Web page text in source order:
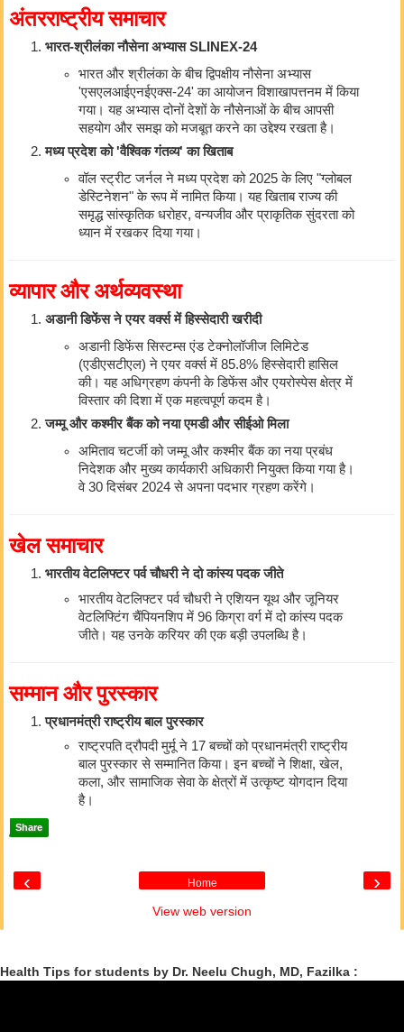
अंतरराष्ट्रीय समाचार
भारत-श्रीलंका नौसेना अभ्यास SLINEX-24
भारत और श्रीलंका के बीच द्विपक्षीय नौसेना अभ्यास
'एसएलआईएनईएक्स-24' का आयोजन विशाखापत्तनम में किया
गया। यह अभ्यास दोनों देशों के नौसेनाओं के बीच आपसी
सहयोग और समझ को मजबूत करने का उद्देश्य रखता है।
मध्य प्रदेश को 'वैश्विक गंतव्य' का खिताब
वॉल स्ट्रीट जर्नल ने मध्य प्रदेश को 2025 के लिए "ग्लोबल
डेस्टिनेशन" के रूप में नामित किया। यह खिताब राज्य की
समृद्ध सांस्कृतिक धरोहर, वन्यजीव और प्राकृतिक सुंदरता को
ध्यान में रखकर दिया गया।
व्यापार और अर्थव्यवस्था
अडानी डिफेंस ने एयर वर्क्स में हिस्सेदारी खरीदी
अडानी डिफेंस सिस्टम्स एंड टेक्नोलॉजीज लिमिटेड
(एडीएसटीएल) ने एयर वर्क्स में 85.8% हिस्सेदारी हासिल
की। यह अधिग्रहण कंपनी के डिफेंस और एयरोस्पेस क्षेत्र में
विस्तार की दिशा में एक महत्वपूर्ण कदम है।
जम्मू और कश्मीर बैंक को नया एमडी और सीईओ मिला
अमिताव चटर्जी को जम्मू और कश्मीर बैंक का नया प्रबंध
निदेशक और मुख्य कार्यकारी अधिकारी नियुक्त किया गया है।
वे 30 दिसंबर 2024 से अपना पदभार ग्रहण करेंगे।
खेल समाचार
भारतीय वेटलिफ्टर पर्व चौधरी ने दो कांस्य पदक जीते
भारतीय वेटलिफ्टर पर्व चौधरी ने एशियन यूथ और जूनियर
वेटलिफ्टिंग चैंपियनशिप में 96 किग्रा वर्ग में दो कांस्य पदक
जीते। यह उनके करियर की एक बड़ी उपलब्धि है।
सम्मान और पुरस्कार
प्रधानमंत्री राष्ट्रीय बाल पुरस्कार
राष्ट्रपति द्रौपदी मुर्मू ने 17 बच्चों को प्रधानमंत्री राष्ट्रीय
बाल पुरस्कार से सम्मानित किया। इन बच्चों ने शिक्षा, खेल,
कला, और सामाजिक सेवा के क्षेत्रों में उत्कृष्ट योगदान दिया
है।
Share
‹ ›
Home
View web version
Health Tips for students by Dr. Neelu Chugh, MD, Fazilka :